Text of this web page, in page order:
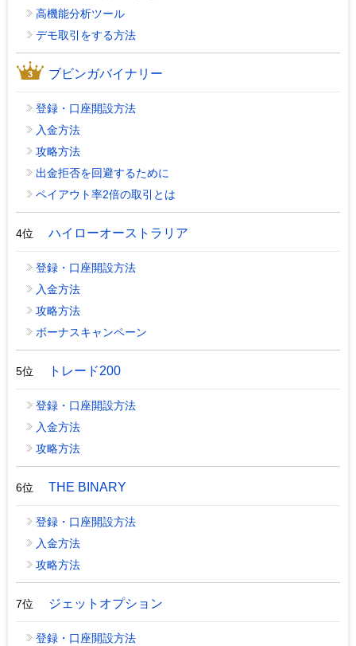
高機能分析ツール
デモ取引をする方法
ブビンガバイナリー
登録・口座開設方法
入金方法
攻略方法
出金拒否を回避するために
ペイアウト率2倍の取引とは
4位 ハイローオーストラリア
登録・口座開設方法
入金方法
攻略方法
ボーナスキャンペーン
5位 トレード200
登録・口座開設方法
入金方法
攻略方法
6位 THE BINARY
登録・口座開設方法
入金方法
攻略方法
7位 ジェットオプション
登録・口座開設方法